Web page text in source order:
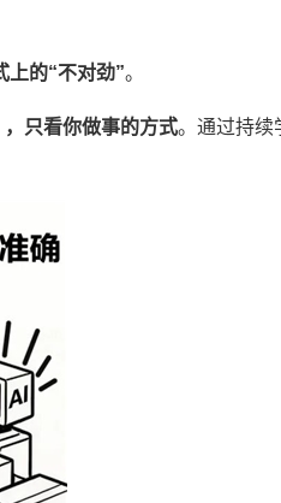
上的“不对劲”。
只看你做事的方式。通过持续